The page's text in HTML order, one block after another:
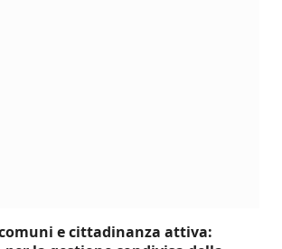
e cittadinanza attiva: